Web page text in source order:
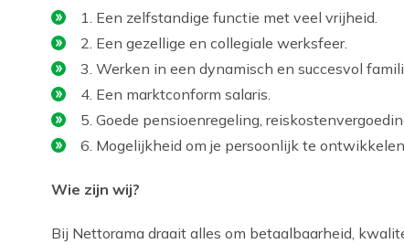
1. Een zelfstandige functie met veel vrijheid.
2. Een gezellige en collegiale werksfeer.
3. Werken in een dynamisch en succesvol
4. Een marktconform salaris.
5. Goede pensioenregeling,
6. Mogelijkheid om je persoonlijk te
Wie zijn wij?
Bij Nettorama draait alles om betaalbaarheid,